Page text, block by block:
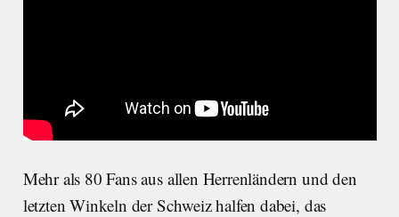
Mehr als 80 Fans aus allen Herrenländern und den
letzten Winkeln der Schweiz halfen dabei, das